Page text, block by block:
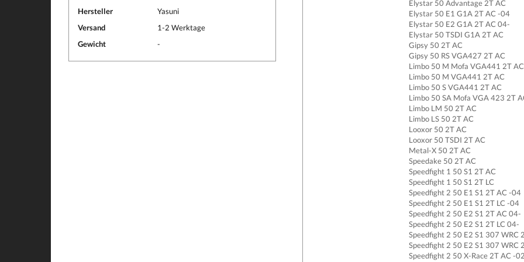
Hersteller
Yasuni
Versand
1-2 Werktage
Gewicht
-
Elystar 50 Advantage 2T AC
Elystar 50 E1 G1A 2T AC -04
Elystar 50 E2 G1A 2T AC 04-
Elystar 50 TSDI G1A 2T AC
Gipsy 50 2T AC
Gipsy 50 RS VGA427 2T AC
Limbo 50 M Mofa VGA441 2T AC
Limbo 50 M VGA441 2T AC
Limbo 50 S VGA441 2T AC
Limbo 50 SA Mofa VGA 423 2T
Limbo LM 50 2T AC
Limbo LS 50 2T AC
Looxor 50 2T AC
Looxor 50 TSDI 2T AC
Metal-X 50 2T AC
Speedake 50 2T AC
Speedfight 1 50 S1 2T AC
Speedfight 1 50 S1 2T LC
Speedfight 2 50 E1 S1 2T AC -04
Speedfight 2 50 E1 S1 2T LC -04
Speedfight 2 50 E2 S1 2T AC 04-
Speedfight 2 50 E2 S1 2T LC 04-
Speedfight 2 50 E2 S1 307 WRC
Speedfight 2 50 E2 S1 307 WRC
Speedfight 2 50 X-Race 2T AC -02